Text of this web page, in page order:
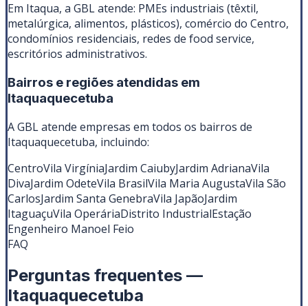
Em Itaqua, a GBL atende: PMEs industriais (têxtil,
metalúrgica, alimentos, plásticos), comércio do Centro,
condomínios residenciais, redes de food service,
escritórios administrativos.
Bairros e regiões atendidas em
Itaquaquecetuba
A GBL atende empresas em todos os bairros de
Itaquaquecetuba, incluindo:
CentroVila VirgíniaJardim CaiubyJardim AdrianaVila
DivaJardim OdeteVila BrasilVila Maria AugustaVila São
CarlosJardim Santa GenebraVila JapãoJardim
ItaguaçuVila OperáriaDistrito IndustrialEstação
Engenheiro Manoel Feio
FAQ
Perguntas frequentes —
Itaquaquecetuba